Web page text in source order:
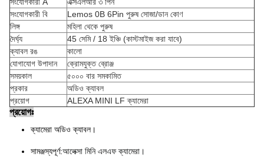
সংযোগকারী বি
Lemos 0B 6Pin পুরুষ সোজা/ডান কোণ
লিঙ্গ
মহিলা থেকে পুরুষ
দৈর্ঘ্য
45 সেমি / 18 ইঞ্চি (কাস্টমাইজ করা যাবে)
ক্যাবল রঙ
কালো
যোগাযোগ উপাদান
ক্রোমযুক্ত ব্রোঞ্জ
সময়কাল
৫০০০ বার সমকামিত
প্রকার
অডিও ক্যাবল
প্রয়োগ
ALEXA MINI LF ক্যামেরা
প্রয়োগঃ
ক্যামেরা অডিও ক্যাবল।
সামঞ্জস্যপূর্ণ:আলেক্সা মিনি এলএফ ক্যামেরা।